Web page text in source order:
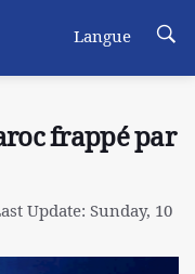
Langue
frappé par
Update: Sunday, 10